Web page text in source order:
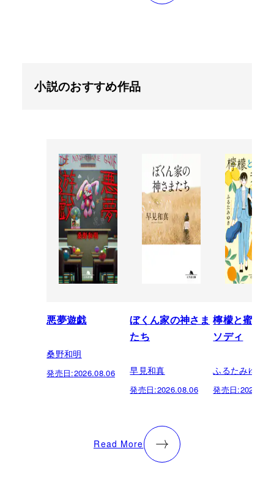
小説のおすすめ作品
悪夢遊戯
桑野和明
発売日:2026.08.06
ぼくん家の神さま
たち
早見和真
発売日:2026.08.06
檸檬と蜜柑
ソディ
ふるたみゆき
発売日:
Read More